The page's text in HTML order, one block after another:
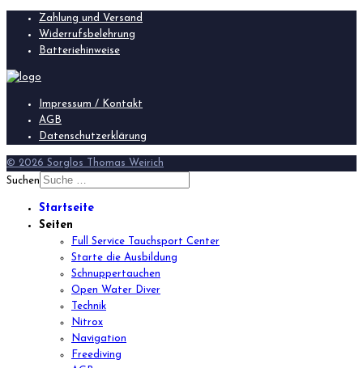
Zahlung und Versand
Widerrufsbelehrung
Batteriehinweise
Impressum / Kontakt
AGB
Datenschutzerklärung
© 2026 Sorglos Thomas Weirich
Suchen
Startseite
Seiten
Full Service Tauchsport Center
Starte die Ausbildung
Schnuppertauchen
Open Water Diver
Technik
Nitrox
Navigation
Freediving